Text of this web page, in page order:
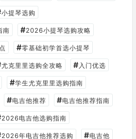
小提琴选购
南 #2026小提琴选购攻略
#零基础初学首选小提琴
尤克里里选购全攻略 # 入门优选
#学生尤克里里选购指南
#电吉他推荐 #电吉他推荐指南
2026电吉他选购指南
2026年电吉他推荐选购 #电吉他